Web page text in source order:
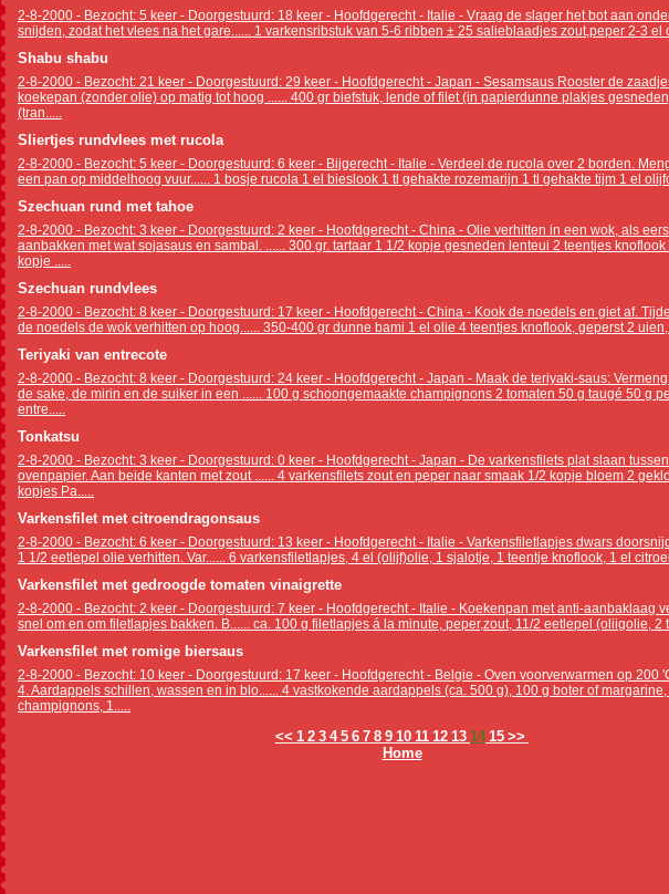
2-8-2000 - Bezocht: 5 keer - Doorgestuurd: 18 keer - Hoofdgerecht - Italie - Vraag de slager het bot aan
snijden, zodat het vlees na het gare...... 1 varkensribstuk van 5-6 ribben ± 25 salieblaadjes zout,peper 2-3 el
Shabu shabu
2-8-2000 - Bezocht: 21 keer - Doorgestuurd: 29 keer - Hoofdgerecht - Japan - Sesamsaus Rooster de
koekepan (zonder olie) op matig tot hoog ...... 400 gr biefstuk, lende of filet (in papierdunne plakjes
(tran.....
Sliertjes rundvlees met rucola
2-8-2000 - Bezocht: 5 keer - Doorgestuurd: 6 keer - Bijgerecht - Italie - Verdeel de rucola over 2 borden.
een pan op middelhoog vuur...... 1 bosje rucola 1 el bieslook 1 tl gehakte rozemarijn 1 tl gehakte tijm 1 el
Szechuan rund met tahoe
2-8-2000 - Bezocht: 3 keer - Doorgestuurd: 2 keer - Hoofdgerecht - China - Olie verhitten in een wok, als
aanbakken met wat sojasaus en sambal. ...... 300 gr. tartaar 1 1/2 kopje gesneden lenteui 2 teentjes knoflook
kopje .....
Szechuan rundvlees
2-8-2000 - Bezocht: 8 keer - Doorgestuurd: 17 keer - Hoofdgerecht - China - Kook de noedels en giet af.
de noedels de wok verhitten op hoog...... 350-400 gr dunne bami 1 el olie 4 teentjes knoflook, geperst 2
Teriyaki van entrecote
2-8-2000 - Bezocht: 8 keer - Doorgestuurd: 24 keer - Hoofdgerecht - Japan - Maak de teriyaki-saus:
de sake, de mirin en de suiker in een ...... 100 g schoongemaakte champignons 2 tomaten 50 g taugé 50 g
entre.....
Tonkatsu
2-8-2000 - Bezocht: 3 keer - Doorgestuurd: 0 keer - Hoofdgerecht - Japan - De varkensfilets plat slaan
ovenpapier. Aan beide kanten met zout ...... 4 varkensfilets zout en peper naar smaak 1/2 kopje bloem 2
kopjes Pa.....
Varkensfilet met citroendragonsaus
2-8-2000 - Bezocht: 6 keer - Doorgestuurd: 13 keer - Hoofdgerecht - Italie - Varkensfiletlapjes dwars
1 1/2 eetlepel olie verhitten. Var...... 6 varkensfiletlapjes, 4 el (olijf)olie, 1 sjalotje, 1 teentje knoflook, 1 el
Varkensfilet met gedroogde tomaten vinaigrette
2-8-2000 - Bezocht: 2 keer - Doorgestuurd: 7 keer - Hoofdgerecht - Italie - Koekenpan met anti-aanbaklaag
snel om en om filetlapjes bakken. B...... ca. 100 g filetlapjes á la minute, peper,zout, 11/2 eetlepel (oliigolie, 2
Varkensfilet met romige biersaus
2-8-2000 - Bezocht: 10 keer - Doorgestuurd: 17 keer - Hoofdgerecht - Belgie - Oven voorverwarmen op 200
4. Aardappels schillen, wassen en in blo...... 4 vastkokende aardappels (ca. 500 g), 100 g boter of margarine,
champignons, 1.....
<< 1 2 3 4 5 6 7 8 9 10 11 12 13 14 15 >>
Home